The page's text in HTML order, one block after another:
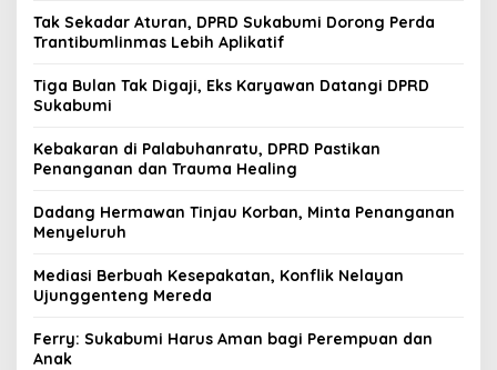
Tak Sekadar Aturan, DPRD Sukabumi Dorong Perda
Trantibumlinmas Lebih Aplikatif
Tiga Bulan Tak Digaji, Eks Karyawan Datangi DPRD
Sukabumi
Kebakaran di Palabuhanratu, DPRD Pastikan
Penanganan dan Trauma Healing
Dadang Hermawan Tinjau Korban, Minta Penanganan
Menyeluruh
Mediasi Berbuah Kesepakatan, Konflik Nelayan
Ujunggenteng Mereda
Ferry: Sukabumi Harus Aman bagi Perempuan dan
Anak